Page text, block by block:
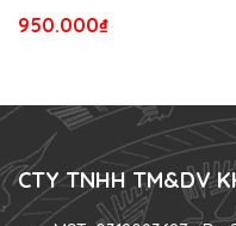
950.000₫
CTY TNHH TM&DV